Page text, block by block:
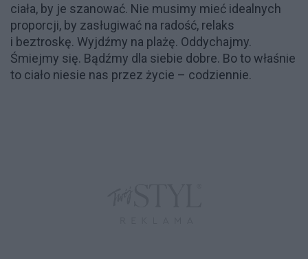
ciała, by je szanować. Nie musimy mieć idealnych
proporcji, by zasługiwać na radość, relaks
i beztroskę. Wyjdźmy na plażę. Oddychajmy.
Śmiejmy się. Bądźmy dla siebie dobre. Bo to właśnie
to ciało niesie nas przez życie – codziennie.